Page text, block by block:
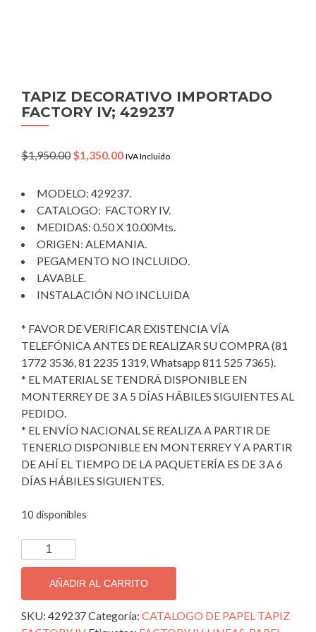
TAPIZ DECORATIVO IMPORTADO
FACTORY IV; 429237
$1,950.00 Original
$1,950.00.
$1,350.00Current
$1,350.00.
IVA Incluido
MODELO: 429237.
CATALOGO: FACTORY IV.
MEDIDAS: 0.50 X 10.00Mts.
ORIGEN: ALEMANIA.
PEGAMENTO NO INCLUIDO.
LAVABLE.
INSTALACIÓN NO INCLUIDA
* FAVOR DE VERIFICAR EXISTENCIA VÍA
TELEFÓNICA ANTES DE REALIZAR SU COMPRA (81
1772 3536, 81 2235 1319, Whatsapp 811 525 7365).
* EL MATERIAL SE TENDRÁ DISPONIBLE EN
MONTERREY DE 3 A 5 DÍAS HÁBILES SIGUIENTES AL
PEDIDO.
* EL ENVÍO NACIONAL SE REALIZA A PARTIR DE
TENERLO DISPONIBLE EN MONTERREY Y A PARTIR
DE AHÍ EL TIEMPO DE LA PAQUETERÍA ES DE 3 A 6
DÍAS HÁBILES SIGUIENTES.
10 disponibles
TAPIZ
DECORATIVO
IMPORTADO
FACTORY
IV;
AÑADIR AL CARRITO
SKU: 429237Categoría: CATALOGO DE PAPEL TAPIZ